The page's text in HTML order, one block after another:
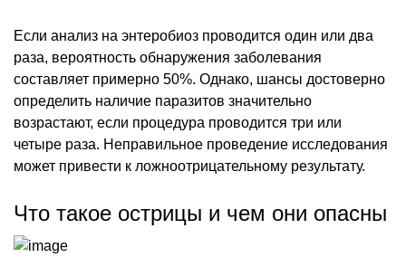
Если анализ на энтеробиоз проводится один или два
раза, вероятность обнаружения заболевания
составляет примерно 50%. Однако, шансы достоверно
определить наличие паразитов значительно
возрастают, если процедура проводится три или
четыре раза. Неправильное проведение исследования
может привести к ложноотрицательному результату.
Что такое острицы и чем они опасны